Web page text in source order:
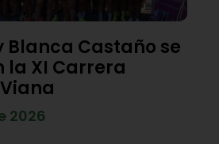
Blanca Castaño se
la XI Carrera
2026